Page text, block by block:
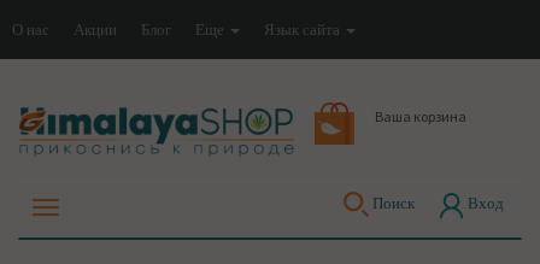
О нас Акции Блог Еще Язык сайта
Ваша корзина
Поиск Вход